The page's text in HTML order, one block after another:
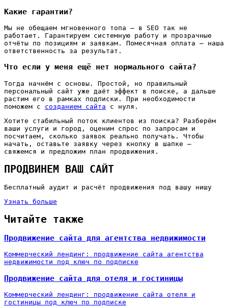
Какие гарантии?
Мы не обещаем мгновенного топа — в SEO так не
работает. Гарантируем системную работу и прозрачные
отчёты по позициям и заявкам. Помесячная оплата — наша
ответственность за результат.
Что если у меня ещё нет нормального сайта?
Тогда начнём с основы. Простой, но правильный
персональный сайт уже даёт эффект в поиске, а дальше
растим его в рамках подписки. При необходимости
поможем с созданием сайта с нуля.
Хотите стабильный поток клиентов из поиска? Разберём
ваши услуги и город, оценим спрос по запросам и
посчитаем, сколько заявок реально получать. Чтобы
начать, оставьте заявку через кнопку в шапке —
свяжемся и предложим план продвижения.
ПРОДВИНЕМ ВАШ САЙТ
Бесплатный аудит и расчёт продвижения под вашу нишу
Узнать больше
Читайте также
Продвижение сайта для агентства недвижимости
Коммерческий лендинг: продвижение сайта агентства
недвижимости под ключ по подписке
Продвижение сайта для отеля и гостиницы
Коммерческий лендинг: продвижение сайта отеля и
гостиницы под ключ по подписке